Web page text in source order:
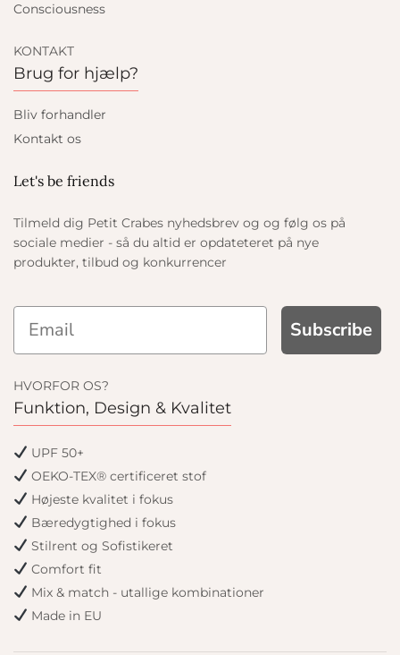
Consciousness
KONTAKT
Brug for hjælp?
Bliv forhandler
Kontakt os
Let's be friends
Tilmeld dig Petit Crabes nyhedsbrev og og følg os på
sociale medier - så du altid er opdateteret på nye
produkter, tilbud og konkurrencer
Subscribe
HVORFOR OS?
Funktion, Design & Kvalitet
UPF 50+
OEKO-TEX® certificeret stof
Højeste kvalitet i fokus
Bæredygtighed i fokus
Stilrent og Sofistikeret
Comfort fit
Mix & match - utallige kombinationer
Made in EU